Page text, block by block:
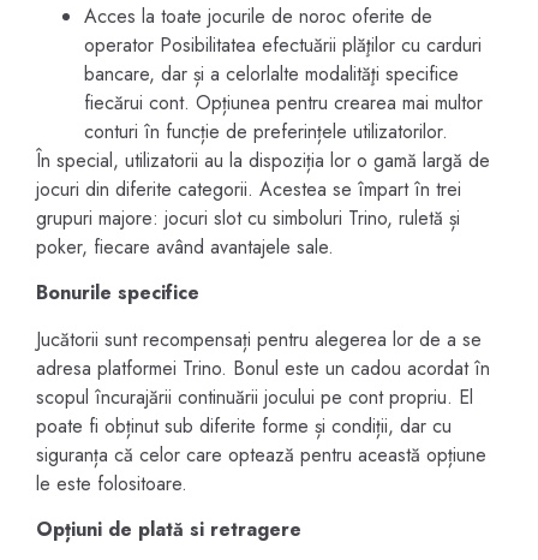
Acces la toate jocurile de noroc oferite de
operator Posibilitatea efectuării plăţilor cu carduri
bancare, dar și a celorlalte modalităţi specifice
fiecărui cont. Opțiunea pentru crearea mai multor
conturi în funcție de preferințele utilizatorilor.
În special, utilizatorii au la dispoziția lor o gamă largă de
jocuri din diferite categorii. Acestea se împart în trei
grupuri majore: jocuri slot cu simboluri Trino, ruletă și
poker, fiecare având avantajele sale.
Bonurile specifice
Jucătorii sunt recompensați pentru alegerea lor de a se
adresa platformei Trino. Bonul este un cadou acordat în
scopul încurajării continuării jocului pe cont propriu. El
poate fi obținut sub diferite forme și condiții, dar cu
siguranța că celor care optează pentru această opțiune
le este folositoare.
Opțiuni de plată si retragere